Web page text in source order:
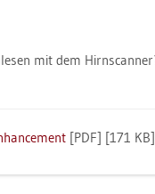
mit dem
[PDF] [171 KB]